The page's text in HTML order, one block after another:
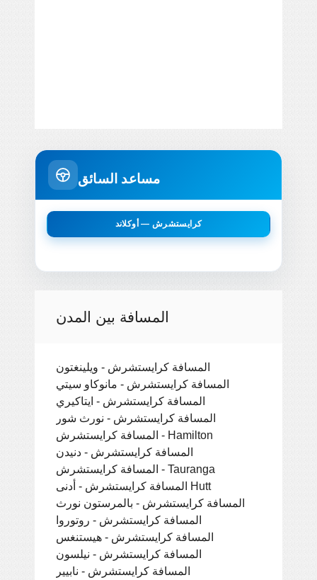
مساعد السائق
كرايستشرش — أوكلاند
المسافة بين المدن
المسافة كرايستشرش - ويلينغتون
المسافة كرايستشرش - مانوكاو سيتي
المسافة كرايستشرش - ايتاكيري
المسافة كرايستشرش - نورث شور
المسافة كرايستشرش - Hamilton
المسافة كرايستشرش - دنيدن
المسافة كرايستشرش - Tauranga
المسافة كرايستشرش - أدنى Hutt
المسافة كرايستشرش - بالمرستون نورث
المسافة كرايستشرش - روتوروا
المسافة كرايستشرش - هيستنغس
المسافة كرايستشرش - نيلسون
المسافة كرايستشرش - نابيير